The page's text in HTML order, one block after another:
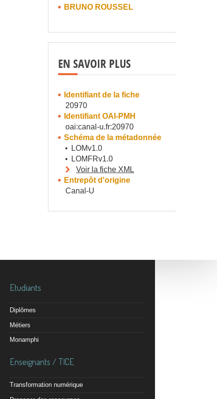
BRUNO ROUSSEL
EN SAVOIR PLUS
Identifiant de la fiche
20970
Identifiant OAI-PMH
oai:canal-u.fr:20970
Schéma de la métadonnée
LOMv1.0
LOMFRv1.0
Voir la fiche XML
Entrepôt d'origine
Canal-U
Etudiants
Diplômes
Métiers
Monamphi
Enseignants / TICE
Transformation numérique